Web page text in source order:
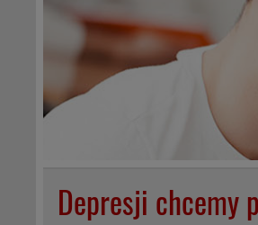
Depresji chcemy